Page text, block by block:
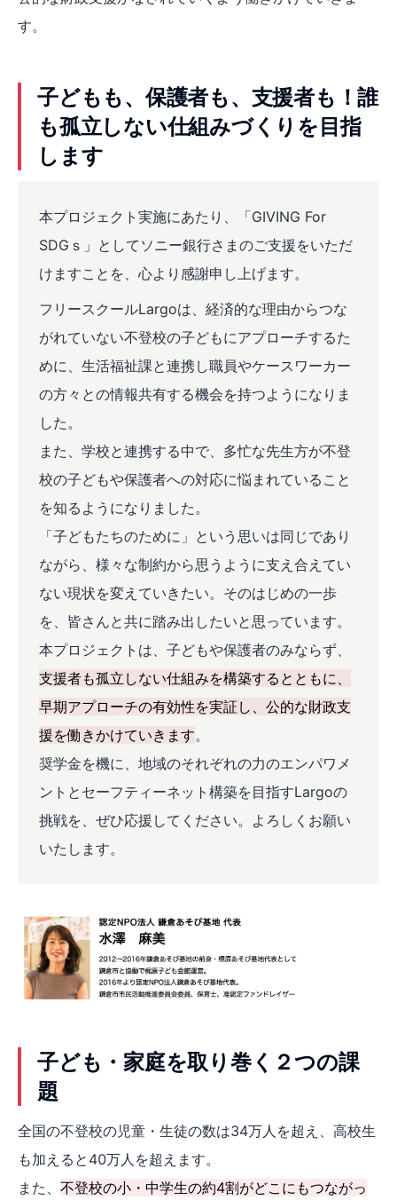
す。
子どもも、保護者も、支援者も！誰
も孤立しない仕組みづくりを目指
します
本プロジェクト実施にあたり、「GIVING For
SDGｓ」としてソニー銀行さまのご支援をいただ
けますことを、心より感謝申し上げます。
フリースクールLargoは、経済的な理由からつな
がれていない不登校の子どもにアプローチするた
めに、生活福祉課と連携し職員やケースワーカー
の方々との情報共有する機会を持つようになりま
した。
また、学校と連携する中で、多忙な先生方が不登
校の子どもや保護者への対応に悩まれていること
を知るようになりました。
「子どもたちのために」という思いは同じであり
ながら、様々な制約から思うように支え合えてい
ない現状を変えていきたい。そのはじめの一歩
を、皆さんと共に踏み出したいと思っています。
本プロジェクトは、子どもや保護者のみならず、
支援者も孤立しない仕組みを構築するとともに、
早期アプローチの有効性を実証し、公的な財政支
援を働きかけていきます。
奨学金を機に、地域のそれぞれの力のエンパワメ
ントとセーフティーネット構築を目指すLargoの
挑戦を、ぜひ応援してください。よろしくお願い
いたします。
子ども・家庭を取り巻く２つの課
題
全国の不登校の児童・生徒の数は34万人を超え、高校生
も加えると40万人を超えます。
また、 不登校の小・中学生の約4割がどこにもつながっ